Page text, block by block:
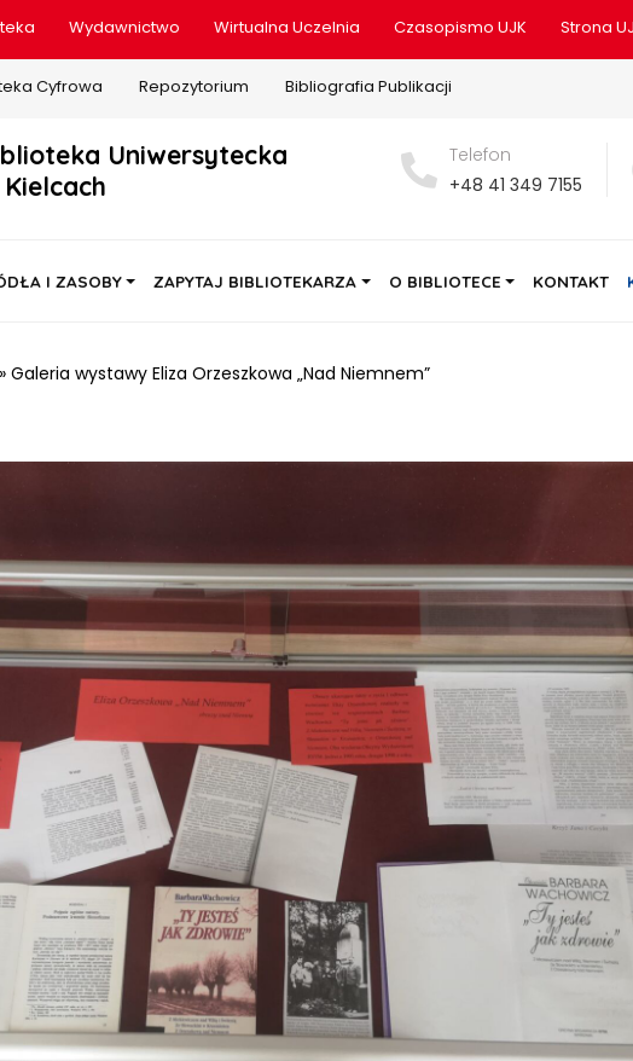
Wydawnictwo Wirtualna Uczelnia Czasopismo UJK Strona
Cyfrowa Repozytorium Bibliografia Publikacji
Uniwersytecka
Telefon
+48 41 349 7155
I ZASOBY ZAPYTAJ BIBLIOTEKARZA O BIBLIOTECE KONTAKT
» Galeria wystawy Eliza Orzeszkowa „Nad Niemnem”